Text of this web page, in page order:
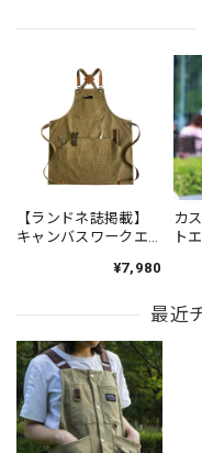
【ランドネ誌掲載】
キャンバスワークエ
¥7,980
カ
ト
最近